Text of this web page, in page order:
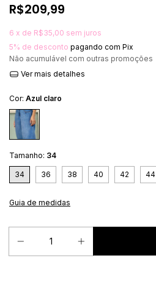
R$209,99
6 x de R$35,00 sem juros
5% de desconto pagando com Pix
Não acumulável com outras promoções
Ver mais detalhes
Cor: Azul claro
Tamanho: 34
34 36 38 40 42 44
Guia de medidas